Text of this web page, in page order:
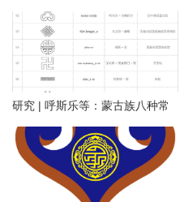
吉”纹样的符意溯源与符形解构
（一）
研究 | 呼斯乐等：蒙古族八种常
见传统纹样称谓及命名认知研究
（一）